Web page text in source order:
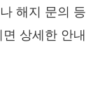
해지 문의 등
상세한 안내